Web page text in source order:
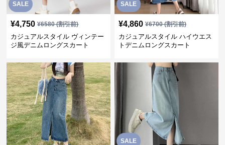
SALE
¥4,750 ¥6580(割引前)
カジュアルスタイル ヴィンテー
ジ風デニムロングスカート
SALE
¥4,860 ¥6700(割引前)
カジュアルスタイル ハイウエス
トデニムロングスカート
SALE